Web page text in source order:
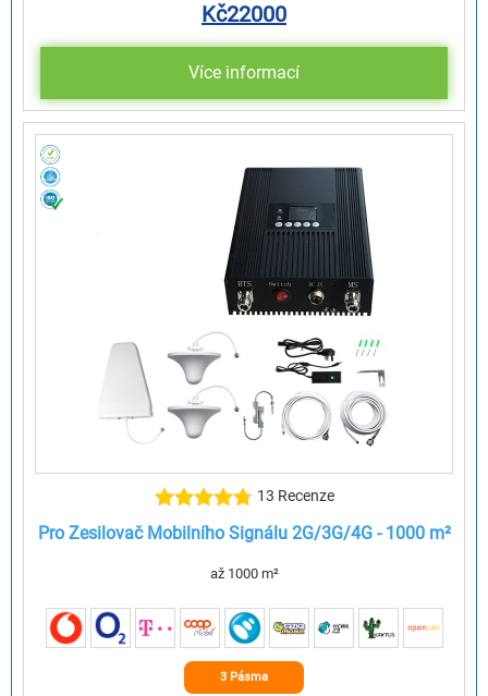
Kč22000
Více informací
13 Recenze
Pro Zesilovač Mobilního Signálu 2G/3G/4G - 1000 m²
až 1000 m²
3 Pásma